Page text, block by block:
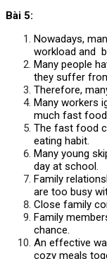
Bài 5:
Nowadays,
workload and
Many people
they suffer
Therefore,
Many workers
much fast
The fast food
eating habit.
Many young
day at school.
Family
are too busy
Close family
Family
chance.
An effective
cozy meals